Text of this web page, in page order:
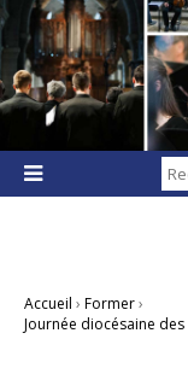

Accueil › Former›
Journée diocésaine